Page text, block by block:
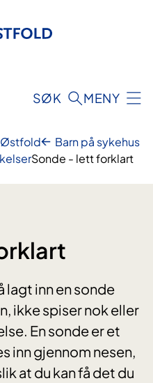
SØK MENY
Østfold
Barn på sykehus
Sonde - lett forklart
lagt inn en sonde
ikke spiser nok eller
En sonde er et
inn gjennom nesen,
at du kan få det du